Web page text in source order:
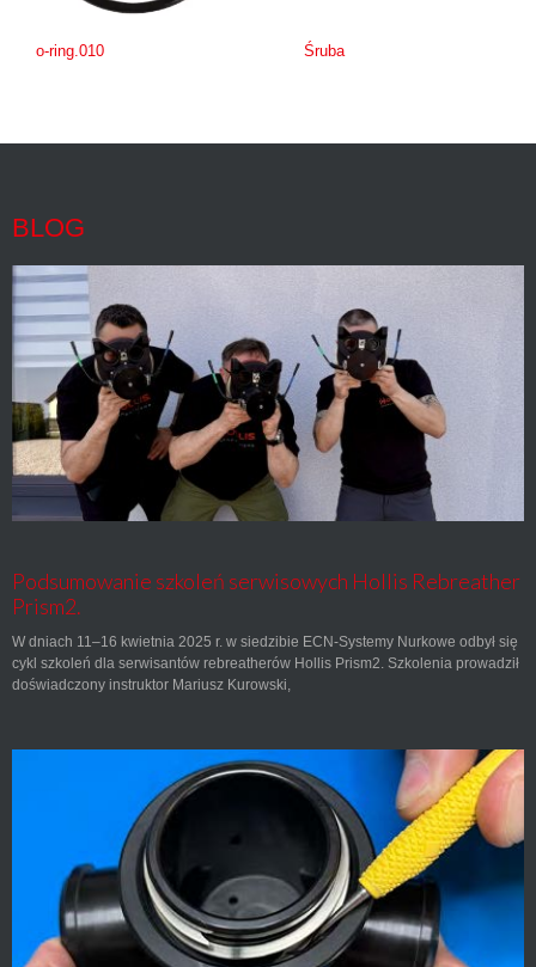
o-ring.010 Śruba
BLOG
Podsumowanie szkoleń serwisowych Hollis Rebreather
Prism2.
W dniach 11–16 kwietnia 2025 r. w siedzibie ECN-Systemy Nurkowe odbył się
cykl szkoleń dla serwisantów rebreatherów Hollis Prism2. Szkolenia prowadził
doświadczony instruktor Mariusz Kurowski,